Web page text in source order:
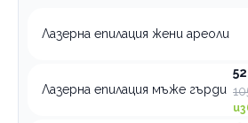
Лазерна епилация жени ареоли
Лазерна епилация мъже гърди
крака
на зона
корем
лице